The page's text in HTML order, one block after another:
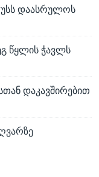
დაასრულოს
წყლის ჭავლს
დაკავშირებით